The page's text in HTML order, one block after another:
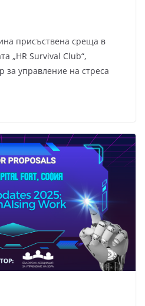
присъственa среща в
„HR Survival Club“,
за управление на стреса